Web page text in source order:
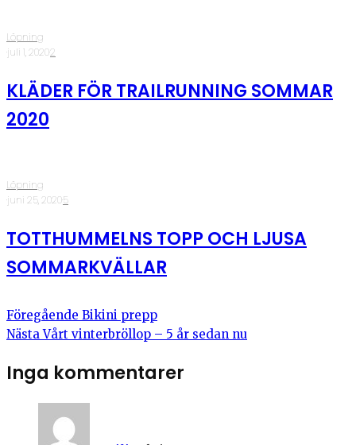
Löpning
·juli 1, 2020·2
KLÄDER FÖR TRAILRUNNING SOMMAR
2020
Löpning
·juni 25, 2020·5
TOTTHUMMELNS TOPP OCH LJUSA
SOMMARKVÄLLAR
Föregående Bikini prepp
Nästa Vårt vinterbröllop – 5 år sedan nu
Inga kommentarer